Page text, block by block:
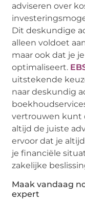
adviseren over
Dit deskundige
alleen voldoet
maar ook dat je
optimaliseert.
uitstekende
naar deskundig
vertrouwen kunt
altijd de juiste
ervoor dat je
je financiële
zakelijke
Maak vandaag
expert